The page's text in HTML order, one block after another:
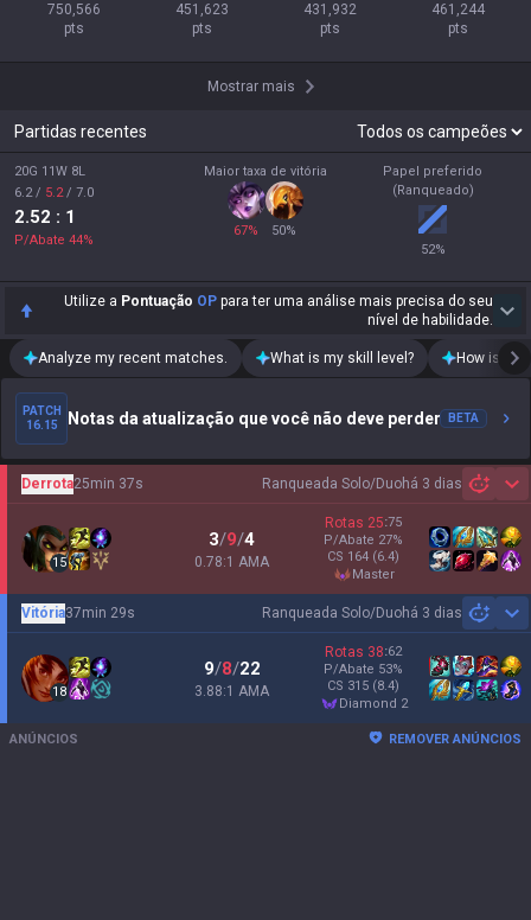
750,566
pts
451,623
pts
431,932
pts
461,244
pts
Mostrar mais
Partidas recentes
20G 11W 8L
6.2/ 5.2/ 7.0
2.52 : 1
P/Abate 44%
Maior taxa de vitória
67% 50%
Papel preferido
(Ranqueado)
52%
Utilize a Pontuação OP para ter uma análise mais precisa do seu
nível de habilidade.
Analyze my recent matches. What is my skill level? How is my
PATCH
16.15
Notas da atualização que você não deve perder BETA
Ranqueada Solo/Duohá 3 dias
Derrota25min 37s
15
3/9/4
0.78:1 AMA
Rotas 25:75
P/Abate 27%
CS 164 (6.4)
master
Ranqueada Solo/Duohá 3 dias
Vitória37min 29s
18
9/8/22
3.88:1 AMA
Rotas 38:62
P/Abate 53%
CS 315 (8.4)
diamond 2
ANÚNCIOS REMOVER ANÚNCIOS